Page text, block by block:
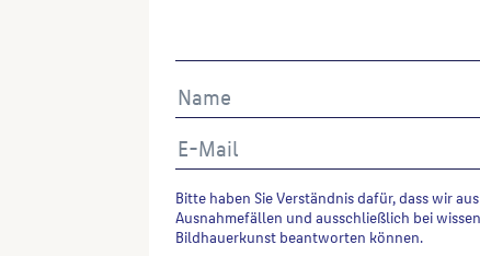
Bitte haben Sie Verständnis dafür, dass wir
Ausnahmefällen und ausschließlich bei
Bildhauerkunst beantworten können.